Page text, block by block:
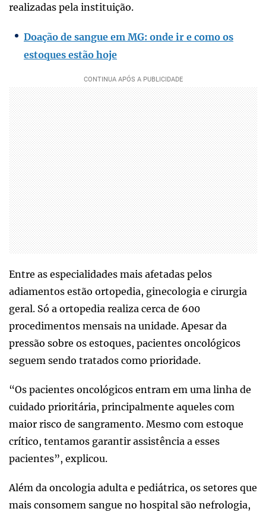
realizadas pela instituição.
Doação de sangue em MG: onde ir e como os
estoques estão hoje
Entre as especialidades mais afetadas pelos
adiamentos estão ortopedia, ginecologia e cirurgia
geral. Só a ortopedia realiza cerca de 600
procedimentos mensais na unidade. Apesar da
pressão sobre os estoques, pacientes oncológicos
seguem sendo tratados como prioridade.
“Os pacientes oncológicos entram em uma linha de
cuidado prioritária, principalmente aqueles com
maior risco de sangramento. Mesmo com estoque
crítico, tentamos garantir assistência a esses
pacientes”, explicou.
Além da oncologia adulta e pediátrica, os setores que
mais consomem sangue no hospital são nefrologia,